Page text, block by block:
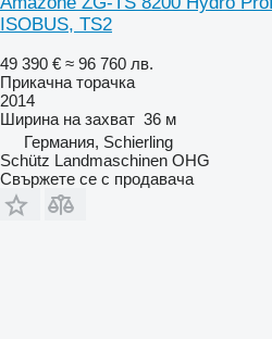
ISOBUS, TS2
49 390 € ≈ 96 760 лв.
Прикачна торачка
2014
Ширина на захват 36 м
Германия, Schierling
Schütz Landmaschinen OHG
Свържете се с продавача